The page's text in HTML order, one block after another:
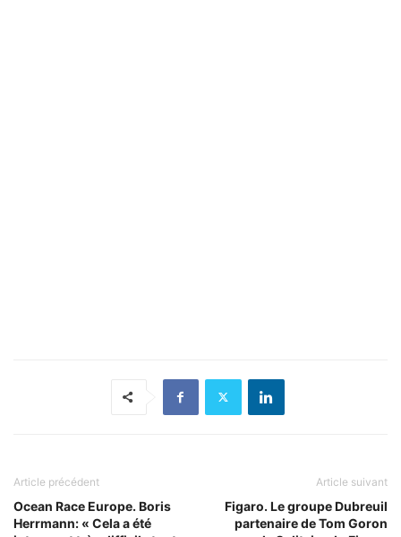
Article précédent
Ocean Race Europe. Boris
Herrmann: « Cela a été
Article suivant
Figaro. Le groupe Dubreuil
partenaire de Tom Goron